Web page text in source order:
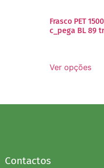
Frasco PET
c_pega BL 89
Ver opções
Contactos